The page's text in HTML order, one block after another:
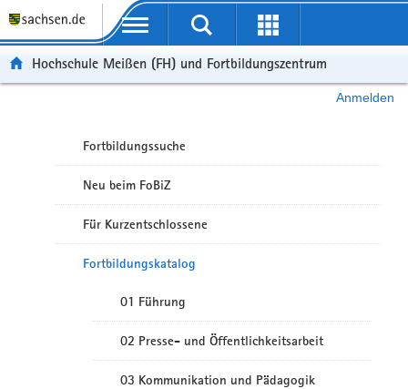
Portalübergreifende Navigation
Hochschule Meißen (FH) und Fortbildungszentrum
Anmelden
Fortbildungssuche
Neu beim FoBiZ
Für Kurzentschlossene
Fortbildungskatalog
01 Führung
02 Presse- und Öffentlichkeitsarbeit
03 Kommunikation und Pädagogik